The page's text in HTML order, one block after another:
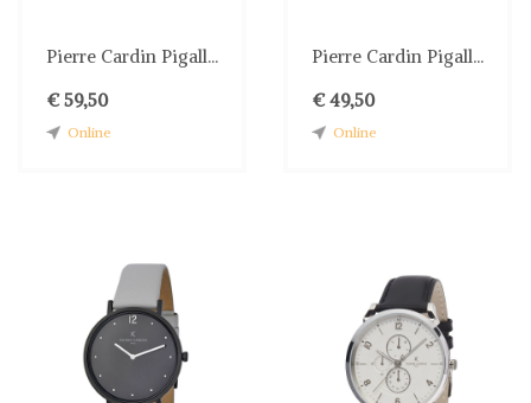
Pierre Cardin Pigall...
€ 59,50
Online
Pierre Cardin Pigall...
€ 49,50
Online